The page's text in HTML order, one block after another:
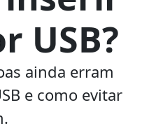
USB?
ainda erram
e como evitar